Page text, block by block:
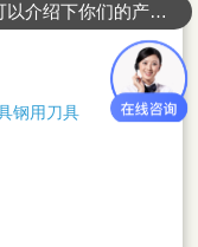
钢用刀具
可以介绍下你们的产品么？